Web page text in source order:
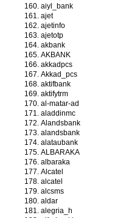
aiyl_bank
ajet
ajetinfo
ajetotp
akbank
AKBANK
akkadpcs
Akkad_pcs
aktifbank
aktifytrm
al-matar-ad
aladdinmc
Alandsbank
alandsbank
alataubank
ALBARAKA
albaraka
Alcatel
alcatel
alcsms
aldar
alegria_h